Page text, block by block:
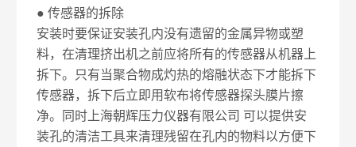
● 传感器的拆除
安装时要保证安装孔内没有遗留的金属异物或塑
料，在清理挤出机之前应将所有的传感器从机器上
拆下。只有当聚合物成灼热的熔融状态下才能拆下
传感器，拆下后立即用软布将传感器探头膜片擦
净。同时上海朝辉压力仪器有限公司 可以提供安
装孔的清洁工具来清理残留在孔内的物料以方便下